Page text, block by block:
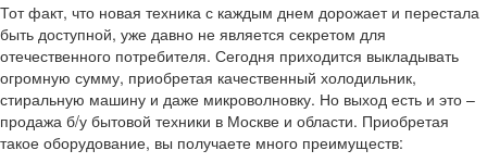
Тот факт, что новая техника с каждым днем дорожает и перестала
быть доступной, уже давно не является секретом для
отечественного потребителя. Сегодня приходится выкладывать
огромную сумму, приобретая качественный холодильник,
стиральную машину и даже микроволновку. Но выход есть и это –
продажа б/у бытовой техники в Москве и области. Приобретая
такое оборудование, вы получаете много преимуществ: